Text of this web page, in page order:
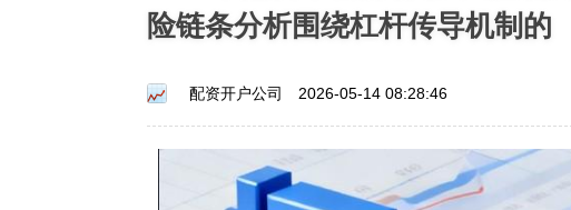
险链条分析围绕杠杆传导机制的
配资开户公司 2026-05-14 08:28:46